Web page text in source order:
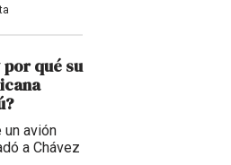
por qué su
un avión
a Chávez